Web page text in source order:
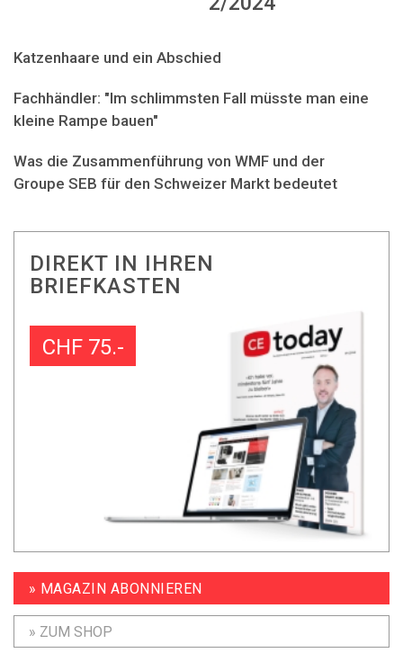
Katzenhaare und ein Abschied
Fachhändler: "Im schlimmsten Fall müsste man eine
kleine Rampe bauen"
Was die Zusammenführung von WMF und der
Groupe SEB für den Schweizer Markt bedeutet
DIREKT IN IHREN
BRIEFKASTEN
CHF 75.-
» MAGAZIN ABONNIEREN
» ZUM SHOP